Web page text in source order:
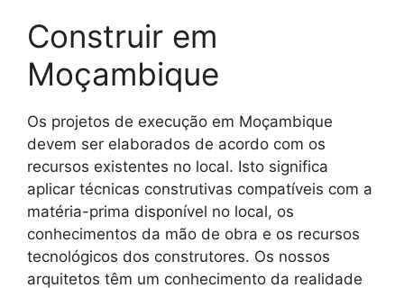
Construir em
Moçambique
Os projetos de execução em Moçambique
devem ser elaborados de acordo com os
recursos existentes no local. Isto significa
aplicar técnicas construtivas compatíveis com a
matéria-prima disponível no local, os
conhecimentos da mão de obra e os recursos
tecnológicos dos construtores. Os nossos
arquitetos têm um conhecimento da realidade